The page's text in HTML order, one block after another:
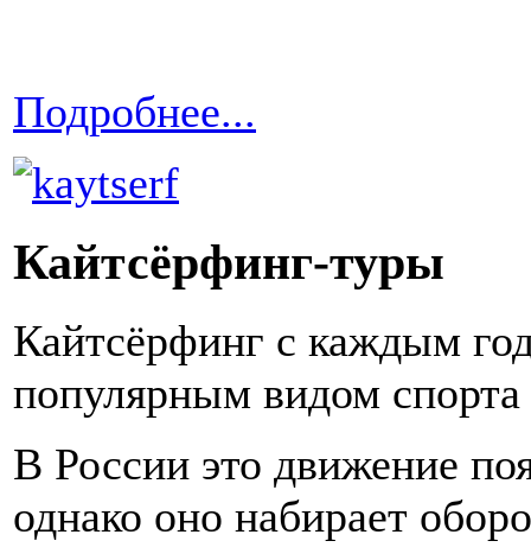
Подробнее...
Кайтсёрфинг-туры
Кайтсёрфинг с каждым
популярным видом
В России это движение
однако оно набирает